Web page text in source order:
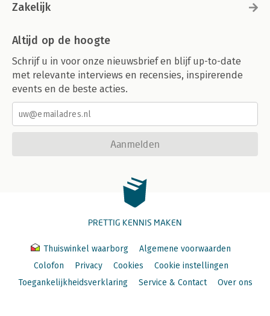
Zakelijk
Altijd op de hoogte
Schrijf u in voor onze nieuwsbrief en blijf up-to-date
met relevante interviews en recensies, inspirerende
events en de beste acties.
Aanmelden
PRETTIG KENNIS MAKEN
Thuiswinkel waarborg
Algemene voorwaarden
Colofon
Privacy Cookies
Cookie instellingen
Toegankelijkheidsverklaring
Service & Contact Over ons